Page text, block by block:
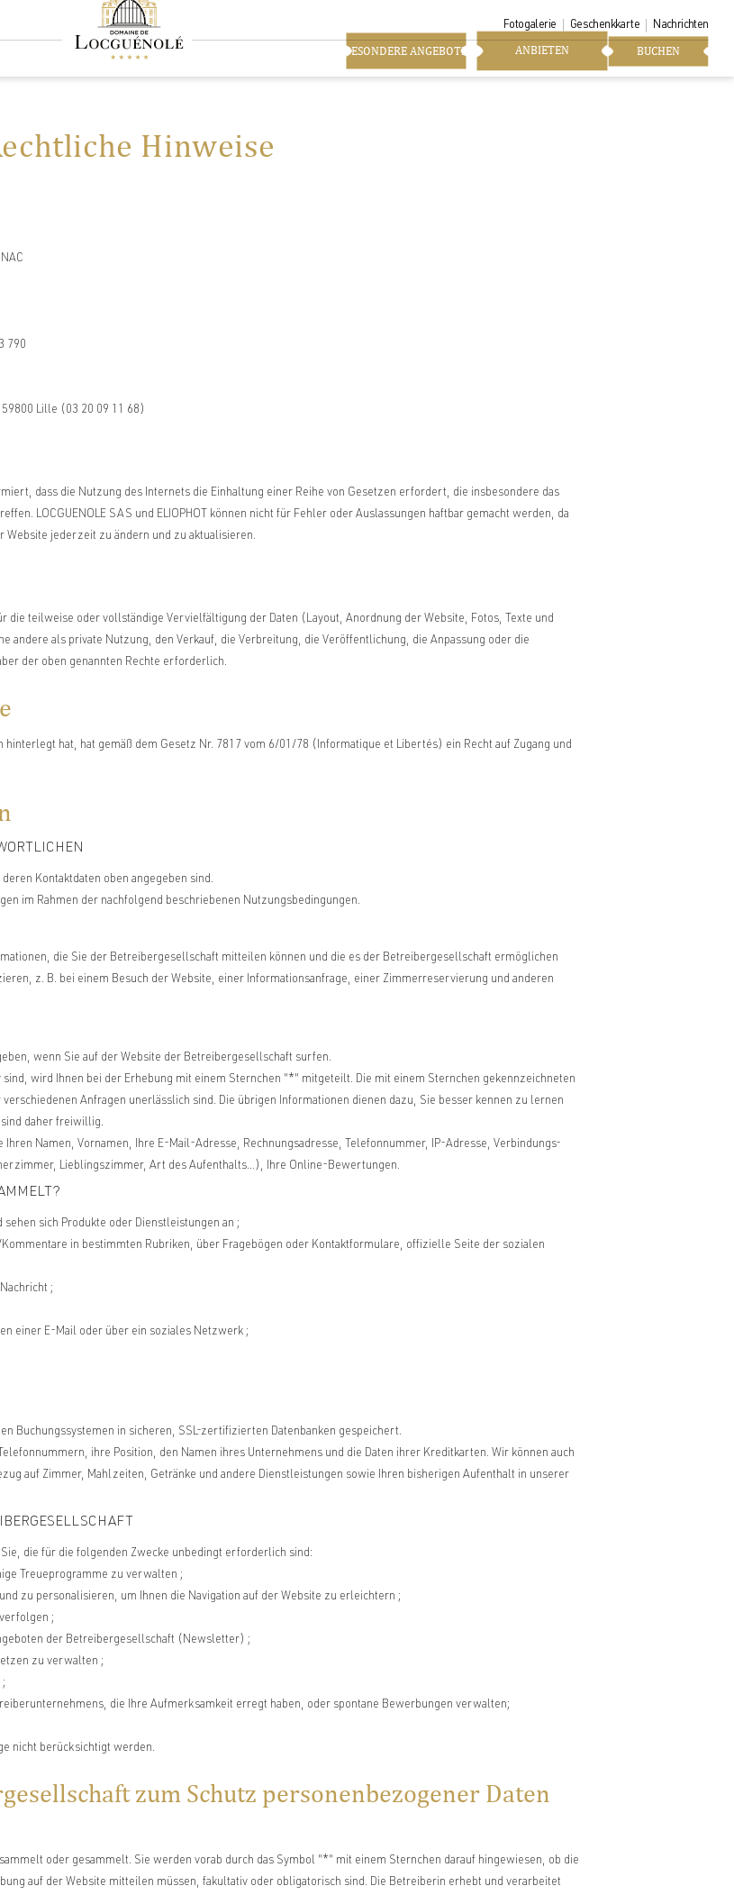
Fotogalerie Geschenkkarte Nachrichten
BUCHEN
ANBIETEN
BESONDERE ANGEBOTE
Hinweise
790
Lille (03 20 09 11 68)
dass die Nutzung des Internets die Einhaltung einer Reihe von Gesetzen erfordert, die insbesondere das
LOCGUENOLE SAS und ELIOPHOT können nicht für Fehler oder Auslassungen haftbar gemacht werden, da
Website jederzeit zu ändern und zu aktualisieren.
die teilweise oder vollständige Vervielfältigung der Daten (Layout, Anordnung der Website, Fotos, Texte und
andere als private Nutzung, den Verkauf, die Verbreitung, die Veröffentlichung, die Anpassung oder die
der oben genannten Rechte erforderlich.
hat, hat gemäß dem Gesetz Nr. 7817 vom 6/01/78 (Informatique et Libertés) ein Recht auf Zugang und
Kontaktdaten oben angegeben sind.
im Rahmen der nachfolgend beschriebenen Nutzungsbedingungen.
die Sie der Betreibergesellschaft mitteilen können und die es der Betreibergesellschaft ermöglichen
z. B. bei einem Besuch der Website, einer Informationsanfrage, einer Zimmerreservierung und anderen
wenn Sie auf der Website der Betreibergesellschaft surfen.
wird Ihnen bei der Erhebung mit einem Sternchen "*" mitgeteilt. Die mit einem Sternchen gekennzeichneten
Anfragen unerlässlich sind. Die übrigen Informationen dienen dazu, Sie besser kennen zu lernen
daher freiwillig.
Namen, Vornamen, Ihre E-Mail-Adresse, Rechnungsadresse, Telefonnummer, IP-Adresse, Verbindungs-
Lieblingszimmer, Art des Aufenthalts...), Ihre Online-Bewertungen.
sich Produkte oder Dienstleistungen an ;
in bestimmten Rubriken, über Fragebögen oder Kontaktformulare, offizielle Seite der sozialen
;
einer E-Mail oder über ein soziales Netzwerk ;
Buchungssystemen in sicheren, SSL-zertifizierten Datenbanken gespeichert.
ihre Position, den Namen ihres Unternehmens und die Daten ihrer Kreditkarten. Wir können auch
auf Zimmer, Mahlzeiten, Getränke und andere Dienstleistungen sowie Ihren bisherigen Aufenthalt in unserer
die für die folgenden Zwecke unbedingt erforderlich sind:
Treueprogramme zu verwalten ;
zu personalisieren, um Ihnen die Navigation auf der Website zu erleichtern ;
;
der Betreibergesellschaft (Newsletter) ;
zu verwalten ;
die Ihre Aufmerksamkeit erregt haben, oder spontane Bewerbungen verwalten;
nicht berücksichtigt werden.
zum Schutz personenbezogener Daten
oder gesammelt. Sie werden vorab durch das Symbol "*" mit einem Sternchen darauf hingewiesen, ob die
auf der Website mitteilen müssen, fakultativ oder obligatorisch sind. Die Betreiberin erhebt und verarbeitet